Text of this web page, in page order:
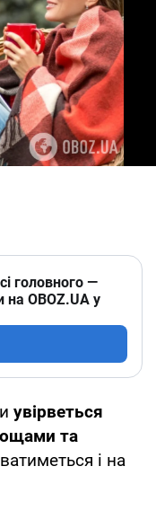
головного —
на OBOZ.UA у
увірветься
та
і на